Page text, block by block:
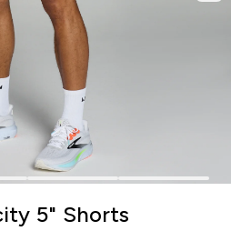
5" Shorts